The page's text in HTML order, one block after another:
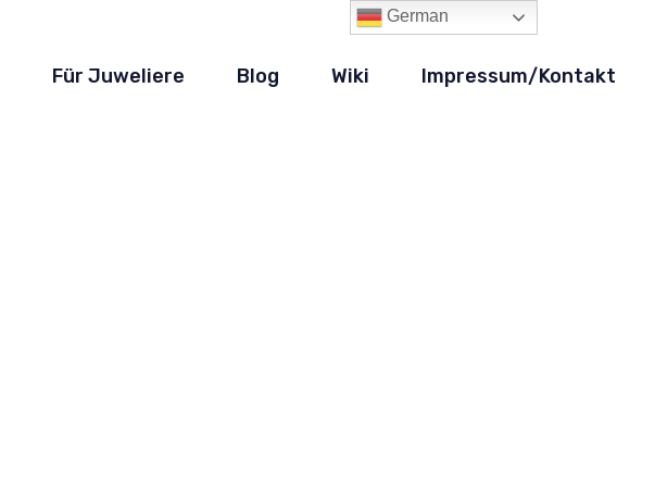
Für Juweliere Blog Wiki Impressum/Kontakt
German